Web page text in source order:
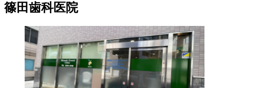
篠田歯科医院